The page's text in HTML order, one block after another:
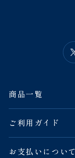
商品一覧
ご利用ガイド
お支払いについて